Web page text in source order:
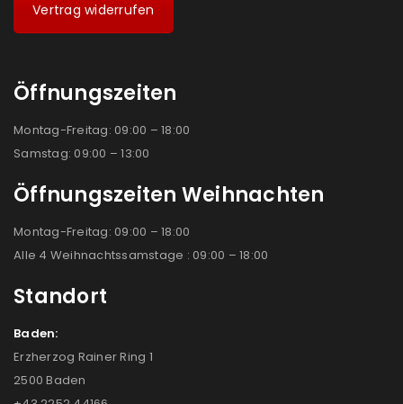
Vertrag widerrufen
Öffnungszeiten
Montag-Freitag: 09:00 – 18:00
Samstag: 09:00 – 13:00
Öffnungszeiten Weihnachten
Montag-Freitag: 09:00 – 18:00
Alle 4 Weihnachtssamstage : 09:00 – 18:00
Standort
Baden:
Erzherzog Rainer Ring 1
2500 Baden